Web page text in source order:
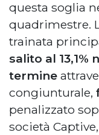
questa soglia
quadrimestre.
trainata
salito al 13,1%
termine
congiunturale,
penalizzato
società